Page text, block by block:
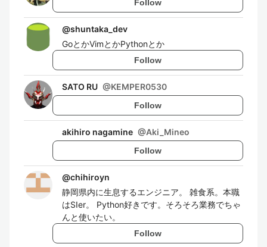
Follow
@shuntaka_dev
GoとかVimとかPythonとか
Follow
SATO RU @KEMPER0530
Follow
akihiro nagamine @Aki_Mineo
Follow
@chihiroyn
静岡県内に生息するエンジニア。 雑食系。本職
はSIer。 Python好きです。そろそろ業務でちゃ
んと使いたい。
Follow